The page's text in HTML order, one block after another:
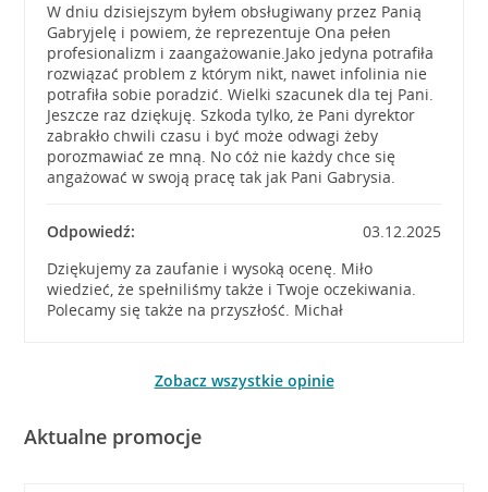
W dniu dzisiejszym byłem obsługiwany przez Panią
Gabryjelę i powiem, że reprezentuje Ona pełen
profesionalizm i zaangażowanie.Jako jedyna potrafiła
rozwiązać problem z którym nikt, nawet infolinia nie
potrafiła sobie poradzić. Wielki szacunek dla tej Pani.
Jeszcze raz dziękuję. Szkoda tylko, że Pani dyrektor
zabrakło chwili czasu i być może odwagi żeby
porozmawiać ze mną. No cóż nie każdy chce się
angażować w swoją pracę tak jak Pani Gabrysia.
Odpowiedź:
03.12.2025
Dziękujemy za zaufanie i wysoką ocenę. Miło
wiedzieć, że spełniliśmy także i Twoje oczekiwania.
Polecamy się także na przyszłość. Michał
Zobacz wszystkie opinie
Aktualne promocje